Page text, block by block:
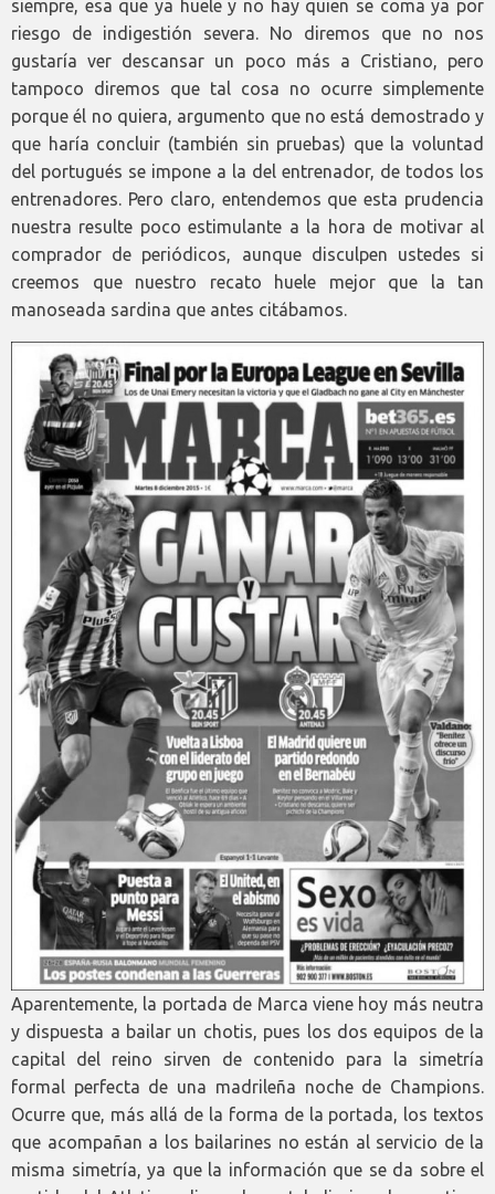
siempre, esa que ya huele y no hay quien se coma ya por
riesgo de indigestión severa. No diremos que no nos
gustaría ver descansar un poco más a Cristiano, pero
tampoco diremos que tal cosa no ocurre simplemente
porque él no quiera, argumento que no está demostrado y
que haría concluir (también sin pruebas) que la voluntad
del portugués se impone a la del entrenador, de todos los
entrenadores. Pero claro, entendemos que esta prudencia
nuestra resulte poco estimulante a la hora de motivar al
comprador de periódicos, aunque disculpen ustedes si
creemos que nuestro recato huele mejor que la tan
manoseada sardina que antes citábamos.
Aparentemente, la portada de Marca viene hoy más neutra
y dispuesta a bailar un chotis, pues los dos equipos de la
capital del reino sirven de contenido para la simetría
formal perfecta de una madrileña noche de Champions.
Ocurre que, más allá de la forma de la portada, los textos
que acompañan a los bailarines no están al servicio de la
misma simetría, ya que la información que se da sobre el